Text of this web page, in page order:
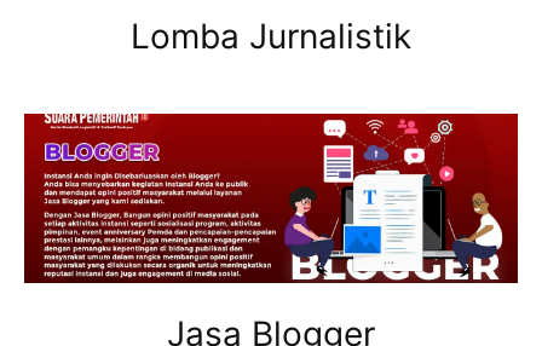
Lomba Jurnalistik
Jasa Blogger